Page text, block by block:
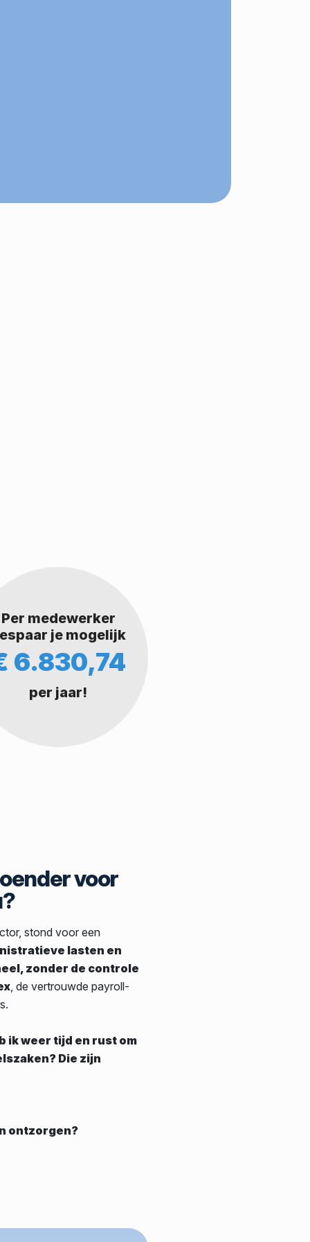
Per medewerker
je mogelijk
6.830,74
per jaar!
voor
stond voor een
lasten en
zonder de controle
, de vertrouwde payroll-
ik weer tijd en rust om
Die zijn
ontzorgen?